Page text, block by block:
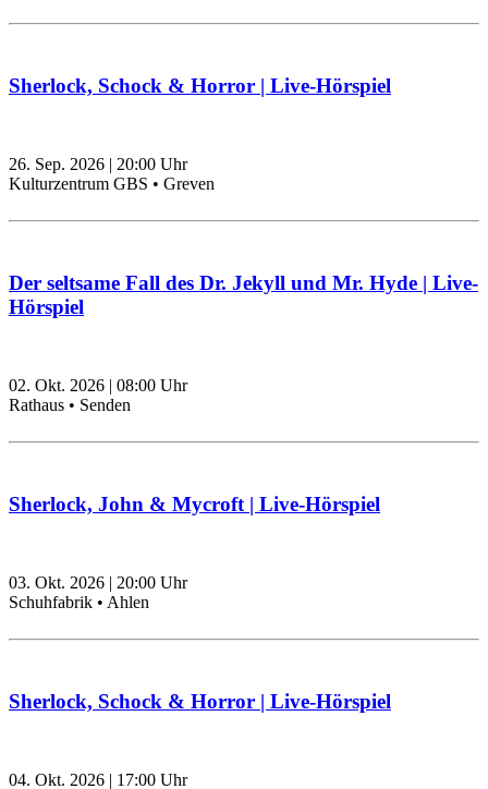
Sherlock, Schock & Horror | Live-Hörspiel
26. Sep. 2026 | 20:00 Uhr
Kulturzentrum GBS • Greven
Der seltsame Fall des Dr. Jekyll und Mr. Hyde | Live-
Hörspiel
02. Okt. 2026 | 08:00 Uhr
Rathaus • Senden
Sherlock, John & Mycroft | Live-Hörspiel
03. Okt. 2026 | 20:00 Uhr
Schuhfabrik • Ahlen
Sherlock, Schock & Horror | Live-Hörspiel
04. Okt. 2026 | 17:00 Uhr